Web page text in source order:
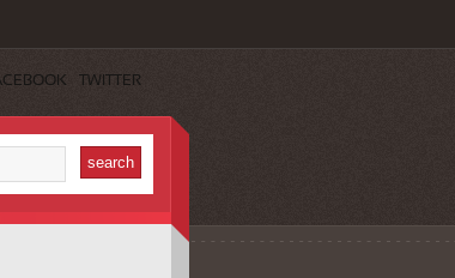
TWITTER